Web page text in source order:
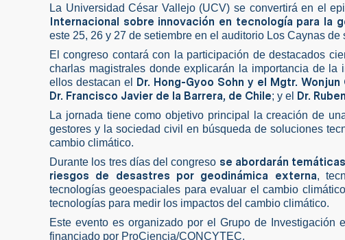
La Universidad César Vallejo (UCV) se convertirá en el
Internacional sobre innovación en tecnología para la
este 25, 26 y 27 de setiembre en el auditorio Los Caynas de
El congreso contará con la participación de destacados
charlas magistrales donde explicarán la importancia de
ellos destacan el Dr. Hong-Gyoo Sohn y el Mgtr.
Dr. Francisco Javier de la Barrera, de Chile; y el Dr.
La jornada tiene como objetivo principal la creación de
gestores y la sociedad civil en búsqueda de soluciones
cambio climático.
Durante los tres días del congreso se abordarán
riesgos de desastres por geodinámica externa,
tecnologías geoespaciales para evaluar el cambio
tecnologías para medir los impactos del cambio climático.
Este evento es organizado por el Grupo de
financiado por ProCiencia/CONCYTEC.